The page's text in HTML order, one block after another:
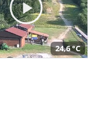
24,6 °C